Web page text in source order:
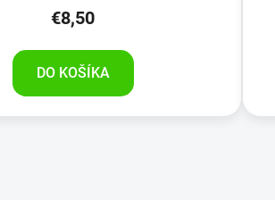
€8,50
DO KOŠÍKA